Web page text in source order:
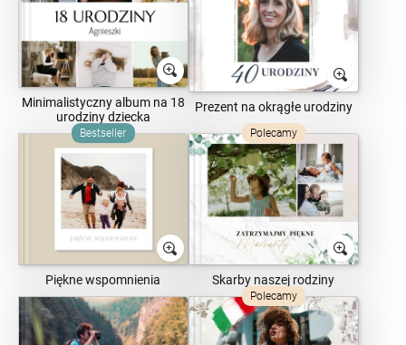
Minimalistyczny album na 18
urodziny dziecka
Prezent na okrągłe urodziny
Bestseller
Piękne wspomnienia
Polecamy
Skarby naszej rodziny
Polecamy